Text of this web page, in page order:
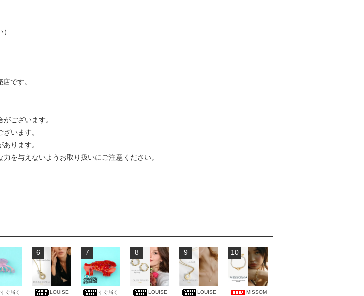
です。
ございます。
います。
ります。
を与えないようお取り扱いにご注意ください。
すぐ届く
6
LOUISE
7
すぐ届く
8
LOUISE
9
LOUISE
10
MISSOM